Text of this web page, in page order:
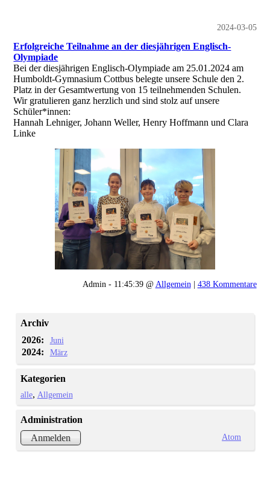
2024-03-05
Erfolgreiche Teilnahme an der diesjährigen Englisch-
Olympiade
Bei der diesjährigen Englisch-Olympiade am 25.01.2024 am
Humboldt-Gymnasium Cottbus belegte unsere Schule den 2.
Platz in der Gesamtwertung von 15 teilnehmenden Schulen.
Wir gratulieren ganz herzlich und sind stolz auf unsere
Schüler*innen:
Hannah Lehniger, Johann Weller, Henry Hoffmann und Clara
Linke
Admin - 11:45:39 @ Allgemein | 438 Kommentare
Archiv
2026:
Juni
2024: März
Kategorien
alle Allgemein
Administration
Anmelden
Atom